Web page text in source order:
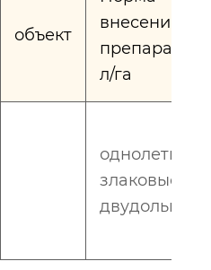
объект
внесения
препарата
л/га
однолетние
злаковые и
двудольные